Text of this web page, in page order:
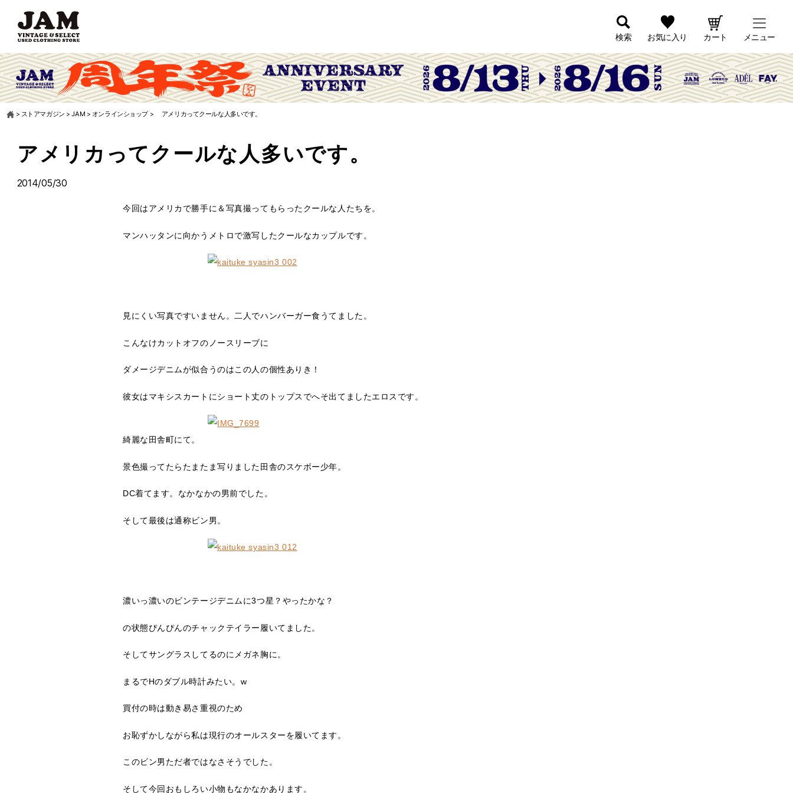
検索 お気に入り カート メニュー
> ストアマガジン >JAM > オンラインショップ> アメリカってクールな人多いです。
アメリカってクールな人多いです。
2014/05/30
今回はアメリカで勝手に＆写真撮ってもらったクールな人たちを。
マンハッタンに向かうメトロで激写したクールなカップルです。
見にくい写真ですいません。二人でハンバーガー食うてました。
こんなけカットオフのノースリーブに
ダメージデニムが似合うのはこの人の個性ありき！
彼女はマキシスカートにショート丈のトップスでへそ出てましたエロスです。
綺麗な田舎町にて。
景色撮ってたらたまたま写りました田舎のスケボー少年。
DC着てます。なかなかの男前でした。
そして最後は通称ビン男。
濃いっ濃いのビンテージデニムに3つ星？やったかな？
の状態ぴんぴんのチャックテイラー履いてました。
そしてサングラスしてるのにメガネ胸に。
まるでHのダブル時計みたい。w
買付の時は動き易さ重視のため
お恥ずかしながら私は現行のオールスターを履いてます。
このビン男ただ者ではなさそうでした。
そして今回おもしろい小物もなかなかあります。